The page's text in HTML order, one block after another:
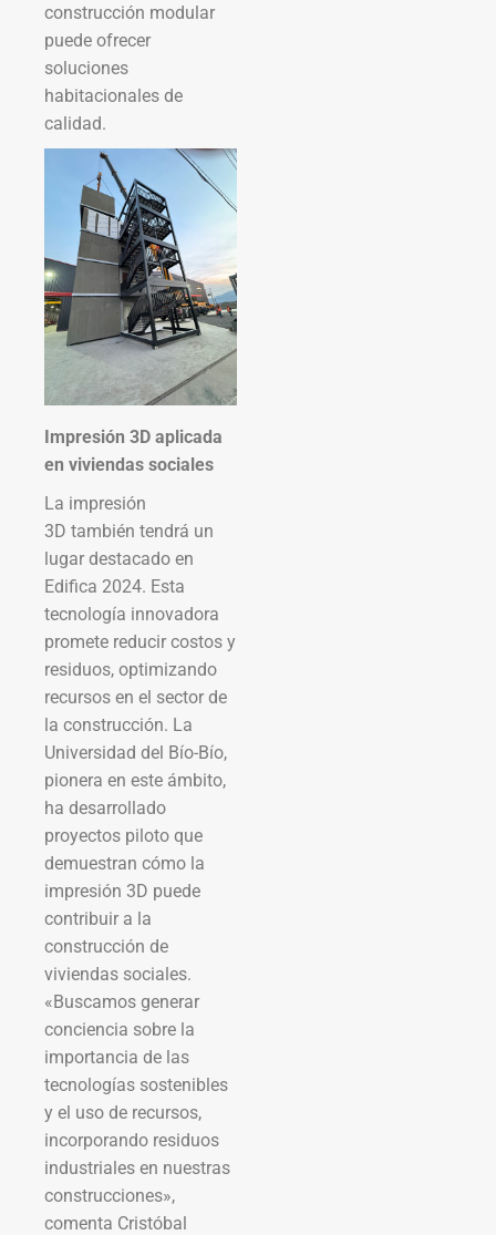
construcción modular
puede ofrecer
soluciones
habitacionales de
calidad.
Impresión 3D aplicada
en viviendas sociales
La impresión
3D también tendrá un
lugar destacado en
Edifica 2024. Esta
tecnología innovadora
promete reducir costos y
residuos, optimizando
recursos en el sector de
la construcción. La
Universidad del Bío-Bío,
pionera en este ámbito,
ha desarrollado
proyectos piloto que
demuestran cómo la
impresión 3D puede
contribuir a la
construcción de
viviendas sociales.
«Buscamos generar
conciencia sobre la
importancia de las
tecnologías sostenibles
y el uso de recursos,
incorporando residuos
industriales en nuestras
construcciones»,
comenta Cristóbal